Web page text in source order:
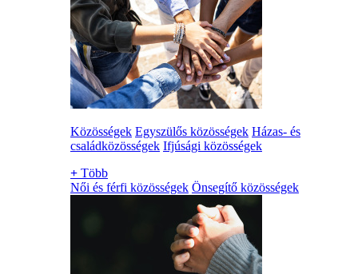
Közösségek Egyszülős közösségek Házas- és
családközösségek Ifjúsági közösségek
+ Több
Női és férfi közösségek Önsegítő közösségek